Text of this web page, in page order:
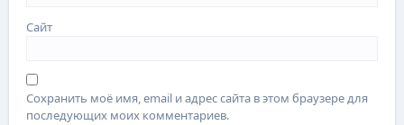
Сайт
Сохранить моё имя, email и адрес сайта в этом браузере для
последующих моих комментариев.